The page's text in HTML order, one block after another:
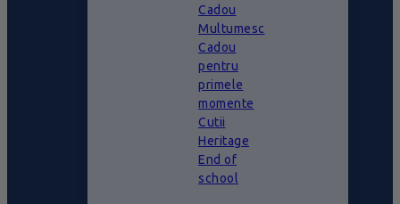
Cadou
Multumesc
Cadou
pentru
primele
momente
Cutii
Heritage
End of
school